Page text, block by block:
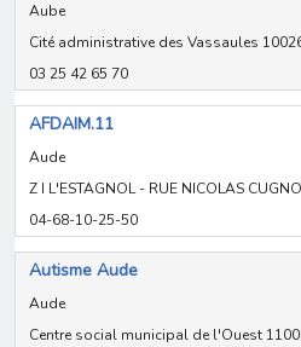
Aube
Cité administrative des Vassaules
03 25 42 65 70
AFDAIM.11
Aude
Z I L'ESTAGNOL - RUE NICOLAS
04-68-10-25-50
Autisme Aude
Aude
Centre social municipal de l'Ouest